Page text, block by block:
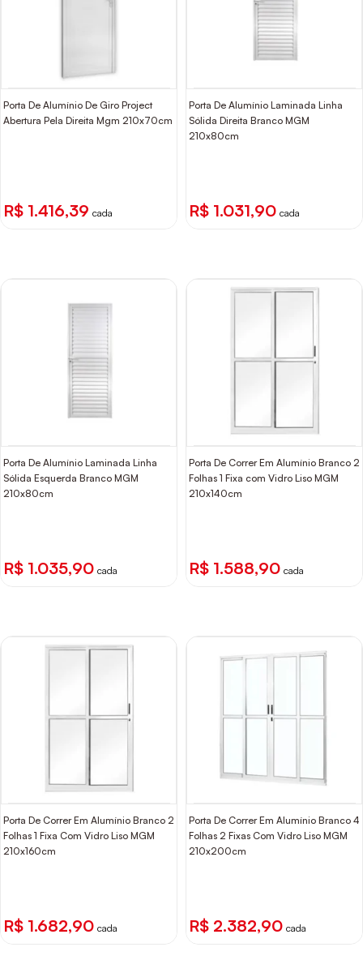
Porta De Alumínio De Giro Project
Abertura Pela Direita Mgm 210x70cm
R$ 1.416,39 cada
Porta De Alumínio Laminada Linha
Sólida Direita Branco MGM
210x80cm
R$ 1.031,90 cada
Porta De Alumínio Laminada Linha
Sólida Esquerda Branco MGM
210x80cm
R$ 1.035,90 cada
Porta De Correr Em Alumínio Branco 2
Folhas 1 Fixa com Vidro Liso MGM
210x140cm
R$ 1.588,90 cada
Porta De Correr Em Alumínio Branco 2
Folhas 1 Fixa Com Vidro Liso MGM
210x160cm
R$ 1.682,90 cada
Porta De Correr Em Alumínio Branco 4
Folhas 2 Fixas Com Vidro Liso MGM
210x200cm
R$ 2.382,90 cada